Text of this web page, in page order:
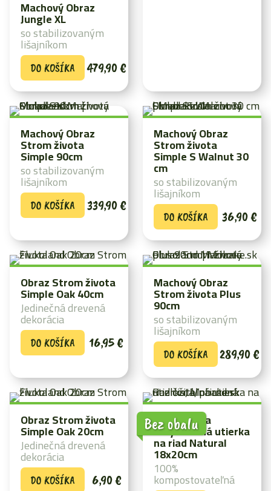
Machový Obraz
Jungle XL
479,90€
so stabilizovaným
lišajníkom
DO KOŠÍKA
Machový Obraz
Strom života
Simple 90cm
339,90€
so stabilizovaným
lišajníkom
DO KOŠÍKA
Machový Obraz
Strom života
Simple S Walnut 30
cm
36,90€
so stabilizovaným
lišajníkom
DO KOŠÍKA
Obraz Strom života
Simple Oak 40cm
16,95€
Jedinečná drevená
dekorácia
DO KOŠÍKA
Machový Obraz
Strom života Plus
90cm
289,90€
so stabilizovaným
lišajníkom
DO KOŠÍKA
Obraz Strom života
Simple Oak 20cm
6,90€
Jedinečná drevená
dekorácia
DO KOŠÍKA
Univerzálna
umývateľná utierka
na riad Natural
18x20cm
100%
kompostovateľná
Bez obalu